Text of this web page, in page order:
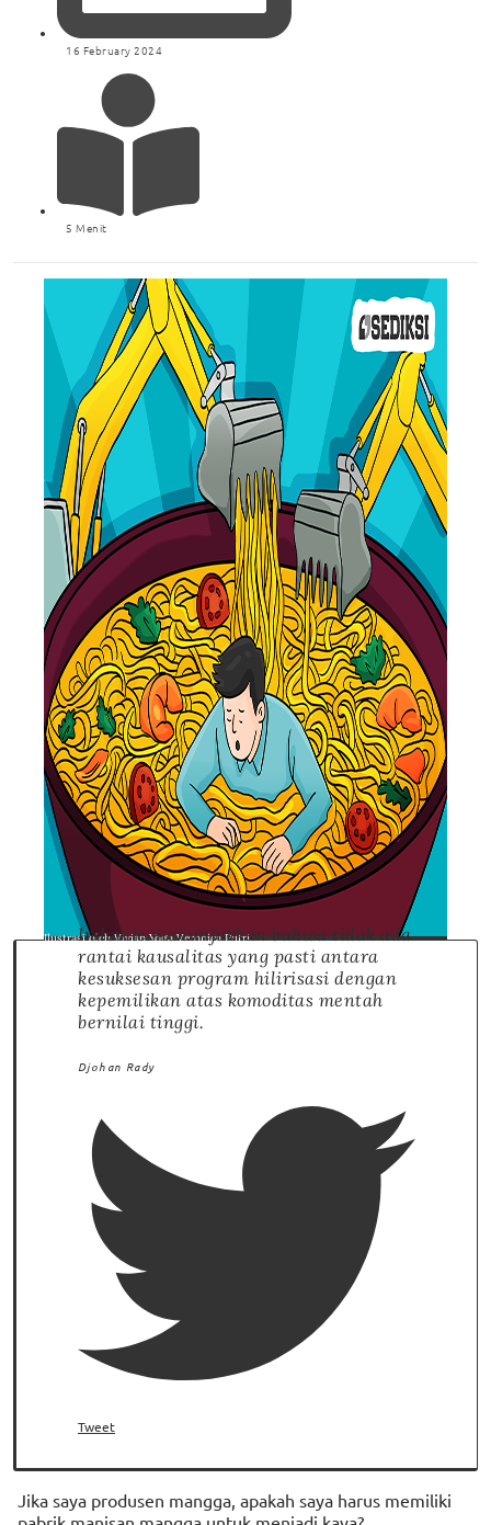
16 February 2024
5 Menit
Ilustrasi oleh Vivian Yoga Veronica Putri
Indomie menunjukkan bahwa tidak ada
rantai kausalitas yang pasti antara
kesuksesan program hilirisasi dengan
kepemilikan atas komoditas mentah
bernilai tinggi.
Djohan Rady
Tweet
Jika saya produsen mangga, apakah saya harus memiliki